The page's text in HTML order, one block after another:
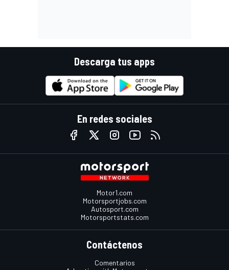
Descarga tus apps
En redes sociales
Motor1.com
Motorsportjobs.com
Autosport.com
Motorsportstats.com
Contáctenos
Comentarios